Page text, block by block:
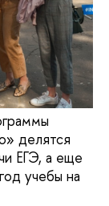
делятся
ЕГЭ, а еще
учебы на